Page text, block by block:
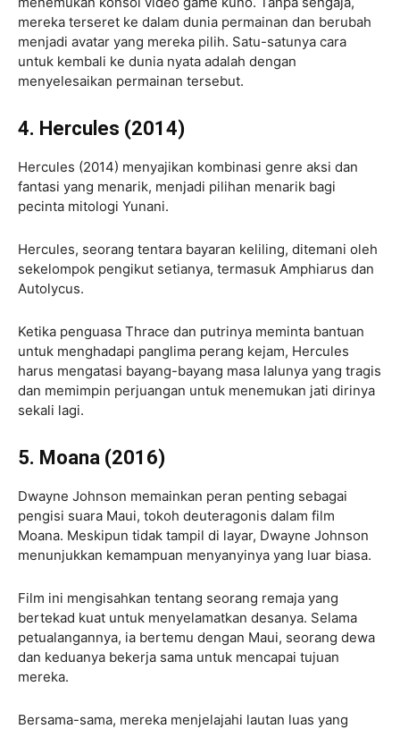
mereka terseret ke dalam dunia permainan dan berubah
menjadi avatar yang mereka pilih. Satu-satunya cara
untuk kembali ke dunia nyata adalah dengan
menyelesaikan permainan tersebut.
4. Hercules (2014)
Hercules (2014) menyajikan kombinasi genre aksi dan
fantasi yang menarik, menjadi pilihan menarik bagi
pecinta mitologi Yunani.
Hercules, seorang tentara bayaran keliling, ditemani oleh
sekelompok pengikut setianya, termasuk Amphiarus dan
Autolycus.
Ketika penguasa Thrace dan putrinya meminta bantuan
untuk menghadapi panglima perang kejam, Hercules
harus mengatasi bayang-bayang masa lalunya yang tragis
dan memimpin perjuangan untuk menemukan jati dirinya
sekali lagi.
5. Moana (2016)
Dwayne Johnson memainkan peran penting sebagai
pengisi suara Maui, tokoh deuteragonis dalam film
Moana. Meskipun tidak tampil di layar, Dwayne Johnson
menunjukkan kemampuan menyanyinya yang luar biasa.
Film ini mengisahkan tentang seorang remaja yang
bertekad kuat untuk menyelamatkan desanya. Selama
petualangannya, ia bertemu dengan Maui, seorang dewa
dan keduanya bekerja sama untuk mencapai tujuan
mereka.
Bersama-sama, mereka menjelajahi lautan luas yang